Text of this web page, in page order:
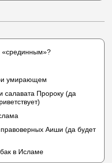
«срединным»?
умирающем
Пророку (да
Аиши (да будет
в Исламе